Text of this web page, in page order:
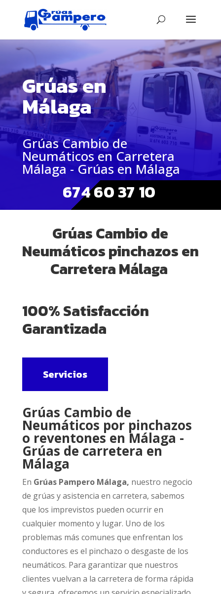
Grúas en
Málaga
Grúas Cambio de
Neumáticos en Carretera
Málaga - Grúas en Málaga
674 60 37 10
Grúas Cambio de
Neumáticos pinchazos en
Carretera Málaga
100% Satisfacción
Garantizada
Servicios
Grúas Cambio de
Neumáticos por pinchazos
o reventones en Málaga -
Grúas de carretera en
Málaga
En Grúas Pampero Málaga, nuestro negocio
de grúas y asistencia en carretera, sabemos
que los imprevistos pueden ocurrir en
cualquier momento y lugar. Uno de los
problemas más comunes que enfrentan los
conductores es el pinchazo o desgaste de los
neumáticos. Para garantizar que nuestros
clientes vuelvan a la carretera de forma rápida